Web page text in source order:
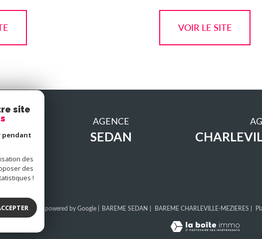
VOIR LE SITE
AGENCE
SEDAN
| Traduction powered by Google | BAREME SEDAN BAREME CHARLEVILLE-MEZIERES
site
pendant
des
des
!